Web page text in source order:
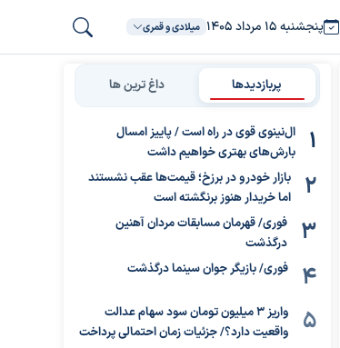
پنجشنبه ۱۵ مرداد ۱۴۰۵ میلادی و قمری
پربازدیدها داغ ترین ها
ال‌نینوی قوی در راه است / پاییز امسال
بارش‌های بهتری خواهیم داشت
بازار خودرو در برزخ؛ قیمت‌ها عقب نشستند
اما خریدار هنوز برنگشته است
فوری/ قهرمان مسابقات مردان آهنین
درگذشت
فوری/ بازیگر جوان سینما درگذشت
واریز ۳ میلیون تومان سود سهام عدالت
واقعیت دارد؟/ جزئیات زمان احتمالی پرداخت